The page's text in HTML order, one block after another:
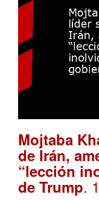
Mojtaba
de Irán,
“lección
de Trump.